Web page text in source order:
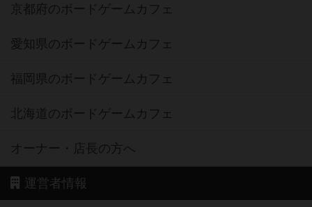
京都府のボードゲームカフェ
愛知県のボードゲームカフェ
福岡県のボードゲームカフェ
北海道のボードゲームカフェ
オーナー・店長の方へ
運営者情報